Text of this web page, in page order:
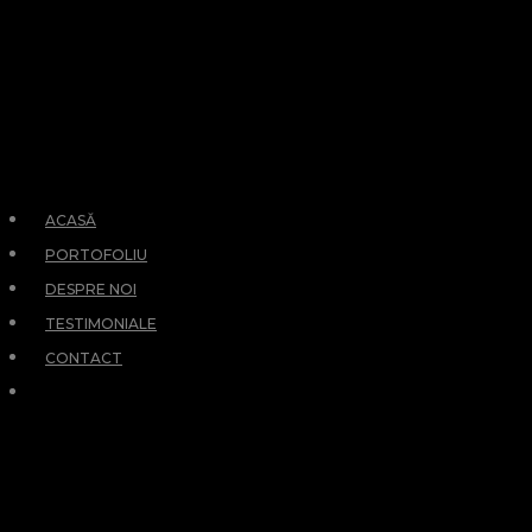
ACASĂ
PORTOFOLIU
DESPRE NOI
TESTIMONIALE
CONTACT